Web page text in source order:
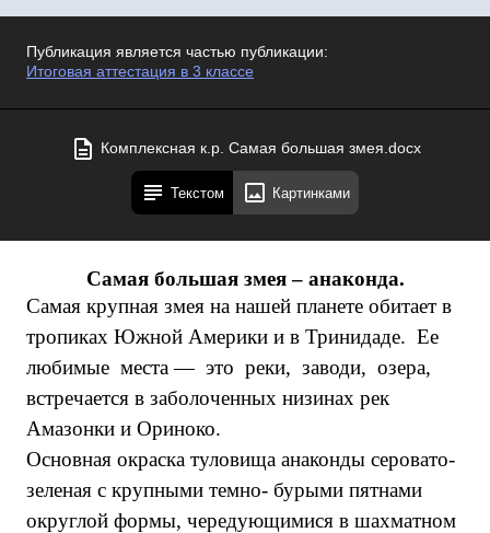
Публикация является частью публикации:
Итоговая аттестация в 3 классе
Комплексная к.р. Самая большая змея.docx
Текстом Картинками
Самая большая змея – анаконда.
Самая крупная змея на нашей планете обитает в
тропиках Южной Америки и в Тринидаде. Ее
любимые места — это реки, заводи, озера,
встречается в заболоченных низинах рек
Амазонки и Ориноко.
Основная окраска туловища анаконды серовато-
зеленая с крупными темно- бурыми пятнами
округлой формы, чередующимися в шахматном